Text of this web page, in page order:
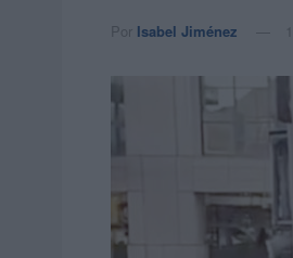
Por Isabel Jiménez